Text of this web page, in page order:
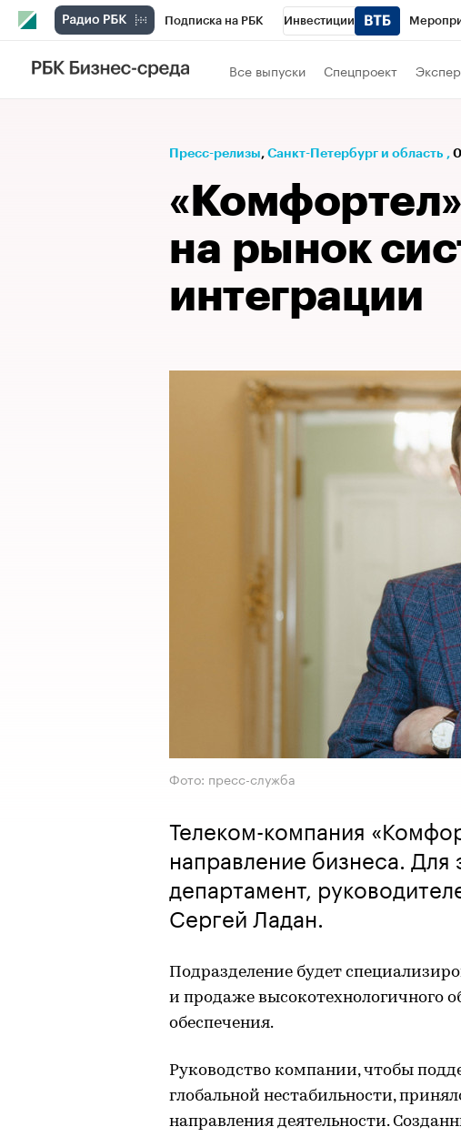
Подписка на РБК Инвестиции
Телеканал
Спецпроекты Проверка контрагентов
Рынок наличной валюты
Все выпуски Спецпроект
Пресс-релизы⁠, Санкт-Петербург и область ,
на рынок
интеграции
Фото: пресс-служба
​​​​​​​Телеком-компания
направление бизнеса.
департамент,
Сергей Ладан.
Подразделение будет
и продаже высокотехнологичного
обеспечения.
Руководство компании, чтобы
глобальной нестабильности,
направления деятельности.